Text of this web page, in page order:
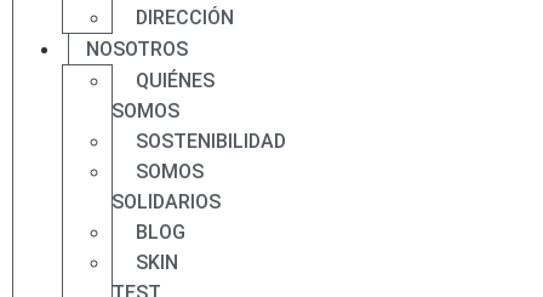
DIRECCIÓN
NOSOTROS
QUIÉNES
SOMOS
SOSTENIBILIDAD
SOMOS
SOLIDARIOS
BLOG
SKIN